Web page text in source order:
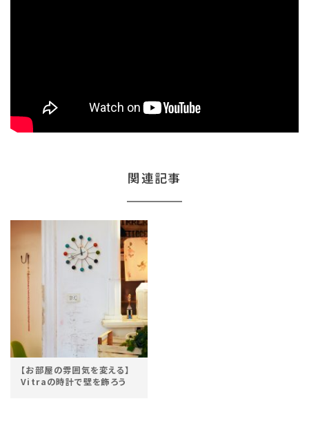
関連記事
【お部屋の雰囲気を変える】
Vitraの時計で壁を飾ろう